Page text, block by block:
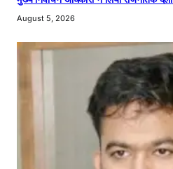
August 5, 2026